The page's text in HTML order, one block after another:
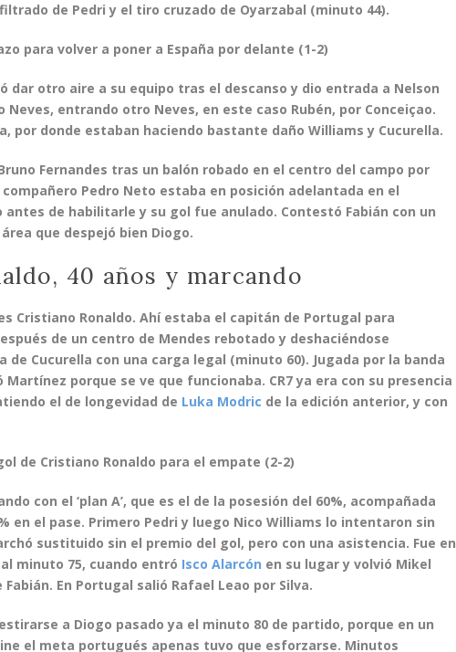
de Pedri y el tiro cruzado de Oyarzabal (minuto 44).
para volver a poner a España por delante (1-2)
dar otro aire a su equipo tras el descanso y dio entrada a Nelson
Neves, entrando otro Neves, en este caso Rubén, por Conceiçao.
por donde estaban haciendo bastante daño Williams y Cucurella.
Fernandes tras un balón robado en el centro del campo por
Pedro Neto estaba en posición adelantada en el
de habilitarle y su gol fue anulado. Contestó Fabián con un
que despejó bien Diogo.
40 años y marcando
Cristiano Ronaldo. Ahí estaba el capitán de Portugal para
de un centro de Mendes rebotado y deshaciéndose
de Cucurella con una carga legal (minuto 60). Jugada por la banda
porque se ve que funcionaba. CR7 ya era con su presencia
el de longevidad de Luka Modric de la edición anterior, y con
de Cristiano Ronaldo para el empate (2-2)
con el ‘plan A’, que es el de la posesión del 60%, acompañada
en el pase. Primero Pedriy luego Nico Williams lo intentaron sin
sustituido sin el premio del gol, pero con una asistencia. Fue en
minuto 75, cuando entró Isco Alarcón en su lugar y volvió Mikel
En Portugal salió Rafael Leao por Silva.
a Diogo pasado ya el minuto 80 de partido, porque en un
el meta portugués apenas tuvo que esforzarse. Minutos